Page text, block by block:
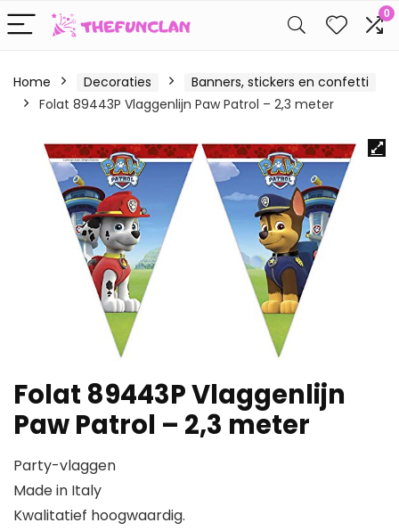
0
Home Decoraties
Banners, stickers en confetti
Folat 89443P Vlaggenlijn Paw Patrol – 2,3 meter
Folat 89443P Vlaggenlijn
Paw Patrol – 2,3 meter
Party-vlaggen
Made in Italy
Kwalitatief hoogwaardig.